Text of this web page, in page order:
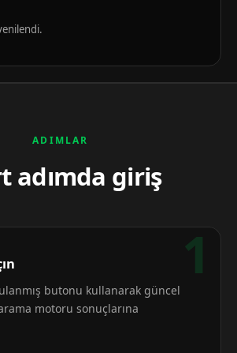
ADIMLAR
adımda giriş
1
butonu kullanarak güncel
motoru sonuçlarına